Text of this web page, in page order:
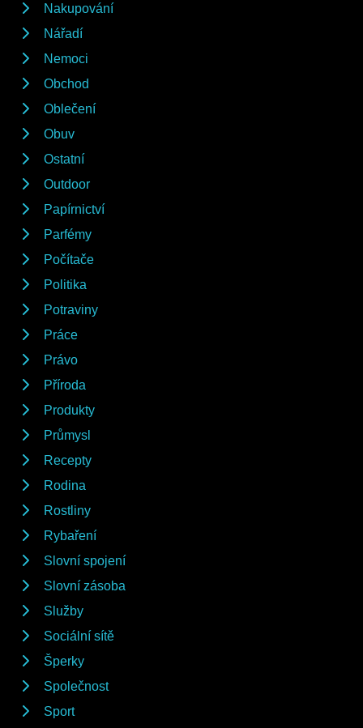
Nakupování
Nářadí
Nemoci
Obchod
Oblečení
Obuv
Ostatní
Outdoor
Papírnictví
Parfémy
Počítače
Politika
Potraviny
Práce
Právo
Příroda
Produkty
Průmysl
Recepty
Rodina
Rostliny
Rybaření
Slovní spojení
Slovní zásoba
Služby
Sociální sítě
Šperky
Společnost
Sport